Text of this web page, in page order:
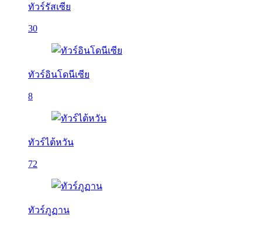
ทัวร์รัสเซีย
30
ทัวร์อินโดนีเซีย
8
ทัวร์ไต้หวัน
72
ทัวร์ภูฏาน